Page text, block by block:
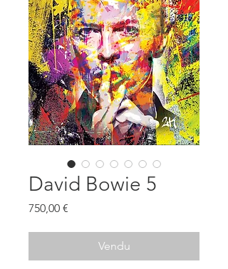
David Bowie 5
750,00 €
Vendu